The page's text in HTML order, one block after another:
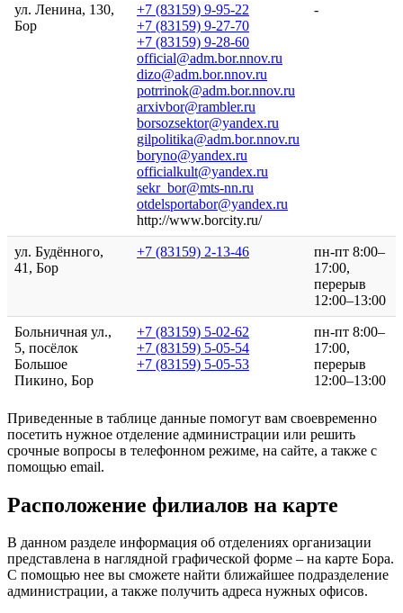
ул. Ленина, 130,
Бор
+7 (83159) 9-95-22
+7 (83159) 9-27-70
+7 (83159) 9-28-60
official@adm.bor.nnov.ru
dizo@adm.bor.nnov.ru
potrrinok@adm.bor.nnov.ru
arxivbor@rambler.ru
borsozsektor@yandex.ru
gilpolitika@adm.bor.nnov.ru
boryno@yandex.ru
officialkult@yandex.ru
sekr_bor@mts-nn.ru
otdelsportabor@yandex.ru
http://www.borcity.ru/
-
ул. Будённого,
41, Бор
+7 (83159) 2-13-46
пн-пт 8:00–
17:00,
перерыв
12:00–13:00
Больничная ул.,
5, посёлок
Большое
Пикино, Бор
+7 (83159) 5-02-62
+7 (83159) 5-05-54
+7 (83159) 5-05-53
пн-пт 8:00–
17:00,
перерыв
12:00–13:00
Приведенные в таблице данные помогут вам своевременно
посетить нужное отделение администрации или решить
срочные вопросы в телефонном режиме, на сайте, а также с
помощью email.
Расположение филиалов на карте
В данном разделе информация об отделениях организации
представлена в наглядной графической форме – на карте Бора.
С помощью нее вы сможете найти ближайшее подразделение
администрации, а также получить адреса нужных офисов.